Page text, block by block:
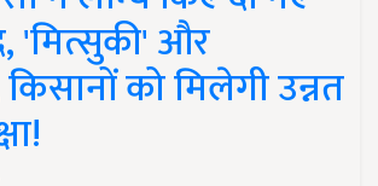
'मित्सुकी' और
को मिलेगी उन्नत